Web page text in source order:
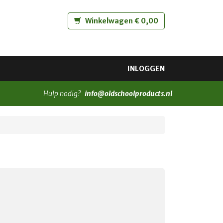
Winkelwagen € 0,00
INLOGGEN
Hulp nodig? info@oldschoolproducts.nl